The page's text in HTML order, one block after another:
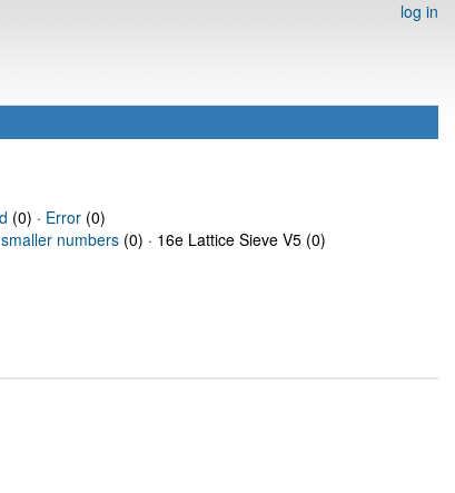
log in
(0) · Error(0)
numbers (0) · 16e Lattice Sieve V5 (0)